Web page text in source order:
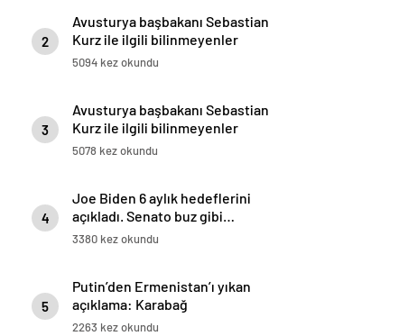
2
Avusturya başbakanı Sebastian
Kurz ile ilgili bilinmeyenler
5094 kez okundu
3
Avusturya başbakanı Sebastian
Kurz ile ilgili bilinmeyenler
5078 kez okundu
4
Joe Biden 6 aylık hedeflerini
açıkladı. Senato buz gibi…
3380 kez okundu
5
Putin’den Ermenistan’ı yıkan
açıklama: Karabağ
Azerbaycan’ın ayrılmaz bir
2263 kez okundu